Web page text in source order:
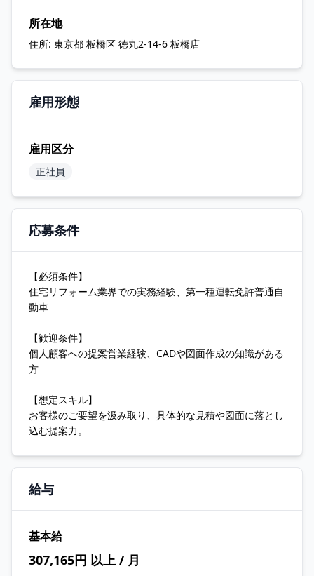
所在地
住所: 東京都 板橋区 徳丸2-14-6 板橋店
雇用形態
雇用区分
正社員
応募条件
【必須条件】
住宅リフォーム業界での実務経験、第一種運転免許普通自
動車
【歓迎条件】
個人顧客への提案営業経験、CADや図面作成の知識がある
方
【想定スキル】
お客様のご要望を汲み取り、具体的な見積や図面に落とし
込む提案力。
給与
基本給
307,165円 以上 / 月